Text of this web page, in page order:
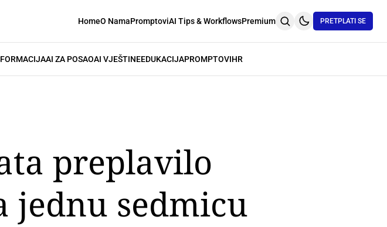
HomeO NamaPromptoviAI Tips & WorkflowsPremium PRETPLATI SE
AI ZA POSAOAI VJEŠTINEEDUKACIJAPROMPTOVIHR
preplavilo
jednu sedmicu